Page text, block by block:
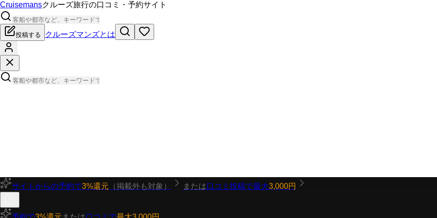
Cruisemansクルーズ旅行の口コミ・予約サイト
投稿する クルーズマンズとは
サイトからの予約で3%還元 （掲載外も対象） または口コミ投稿で最大3,000円